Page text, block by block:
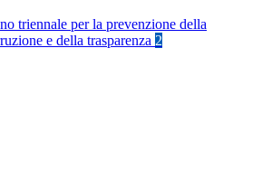
triennale per la prevenzione della
e della trasparenza 2